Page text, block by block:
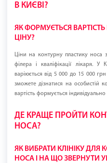
В КИЄВІ?
ЯК ФОРМУЄТЬСЯ ВАРТІСТЬ
ЦІНУ?
Ціни на контурну пластику носа
філера і кваліфікації лікаря.
варіюється від 5 000 до 15 000
зможете дізнатися на особистій
вартість формується
ДЕ КРАЩЕ ПРОЙТИ
НОСА?
ЯК ВИБРАТИ КЛІНІКУ ДЛЯ
НОСА І НА ЩО ЗВЕРНУТИ